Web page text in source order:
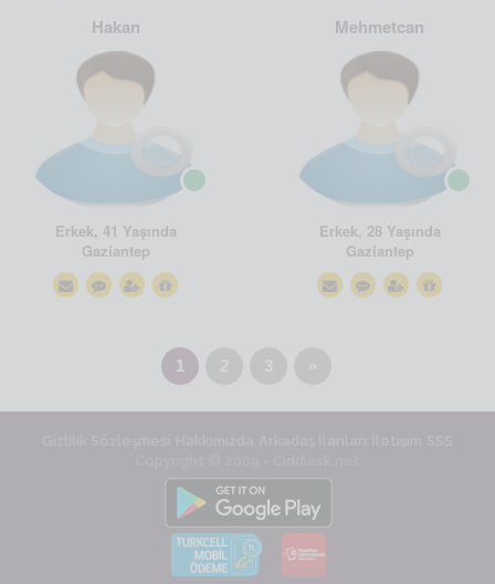
Hakan
Erkek, 41 Yaşında
Gaziantep
Mehmetcan
Erkek, 28 Yaşında
Gaziantep
1